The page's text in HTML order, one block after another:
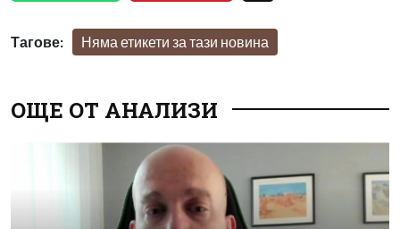
Тагове: Няма етикети за тази новина
ОЩЕ ОТ АНАЛИЗИ